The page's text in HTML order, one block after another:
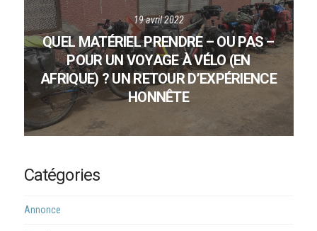
19 avril 2022
QUEL MATÉRIEL PRENDRE – OU PAS –
POUR UN VOYAGE À VÉLO (EN
AFRIQUE) ? UN RETOUR D’EXPÉRIENCE
HONNÊTE
Catégories
Annonce